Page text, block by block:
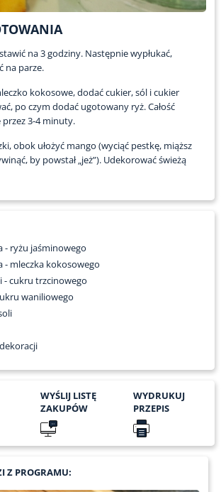
na 3 godziny. Następnie wypłukać,
na parze.
kokosowe, dodać cukier, sól i cukier
po czym dodać ugotowany ryż. Całość
przez 3-4 minuty.
obok ułożyć mango (wyciąć pestkę, miąższ
by powstał „jeż”). Udekorować świeżą
- ryżu jaśminowego
- mleczka kokosowego
- cukru trzcinowego
waniliowego
WYŚLIJ LISTĘ
ZAKUPÓW
WYDRUKUJ
PRZEPIS
Z PROGRAMU: